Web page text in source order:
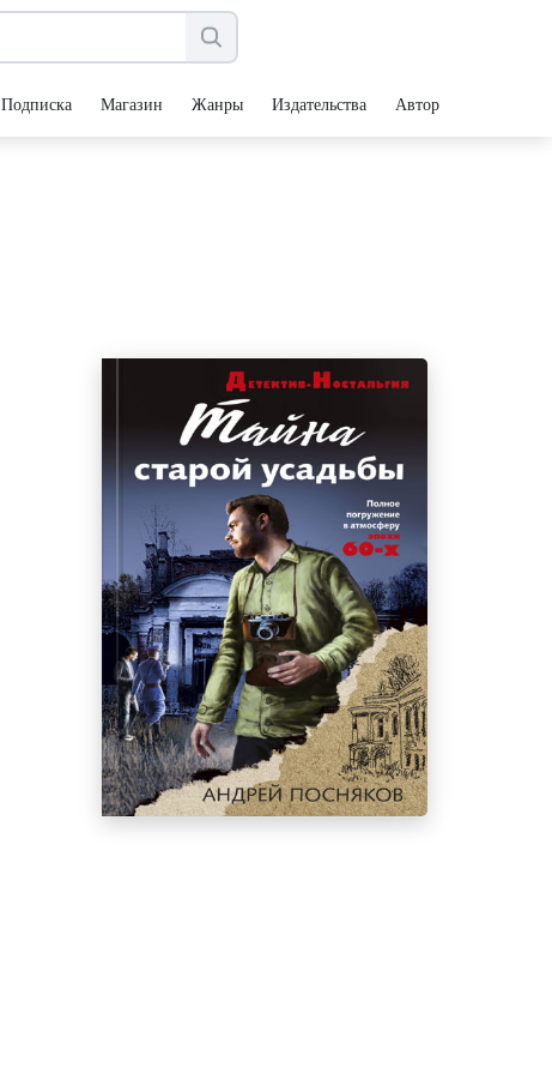
Подписка Магазин Жанры Издательства Авторы